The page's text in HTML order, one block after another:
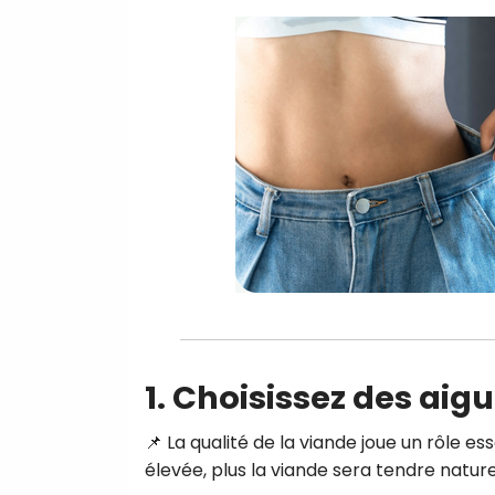
1. Choisissez des
📌 La qualité de la viande joue un rôle
élevée, plus la viande sera tendre